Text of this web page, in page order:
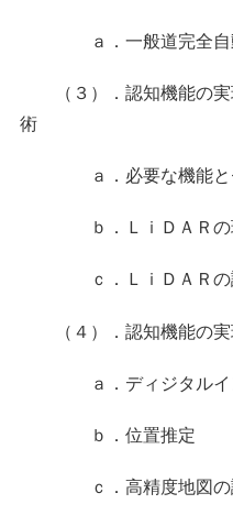
ａ．一般道完全自動運
（３）．認知機能の実
術
ａ．必要な機能とセ
ｂ．ＬｉＤＡＲの
ｃ．ＬｉＤＡＲの
（４）．認知機能の実
ａ．ディジタルイン
ｂ．位置推定
ｃ．高精度地図の課